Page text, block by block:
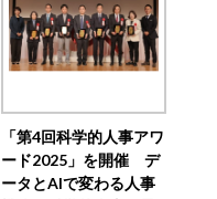
「第4回科学的人事アワ
ード2025」を開催 デ
ータとAIで変わる人事